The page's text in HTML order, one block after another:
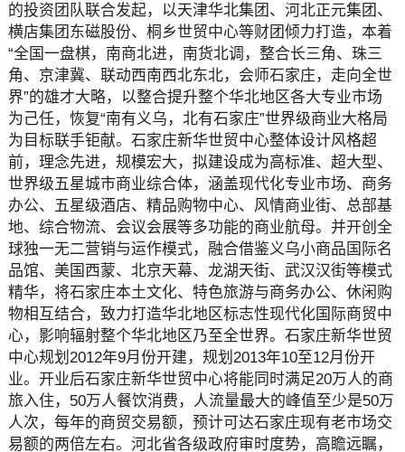
的投资团队联合发起，以天津华北集团、河北正元集团、
横店集团东磁股份、桐乡世贸中心等财团倾力打造，本着
“全国一盘棋，南商北进，南货北调，整合长三角、珠三
角、京津冀、联动西南西北东北，会师石家庄，走向全世
界”的雄才大略，以整合提升整个华北地区各大专业市场
为己任，恢复“南有义乌，北有石家庄”世界级商业大格局
为目标联手钜献。石家庄新华世贸中心整体设计风格超
前，理念先进，规模宏大，拟建设成为高标准、超大型、
世界级五星城市商业综合体，涵盖现代化专业市场、商务
办公、五星级酒店、精品购物中心、风情商业街、总部基
地、综合物流、会议会展等多功能的商业航母。并开创全
球独一无二营销与运作模式，融合借鉴义乌小商品国际名
品馆、美国西蒙、北京天幕、龙湖天街、武汉汉街等模式
精华，将石家庄本土文化、特色旅游与商务办公、休闲购
物相互结合，致力打造华北地区标志性现代化国际商贸中
心，影响辐射整个华北地区乃至全世界。石家庄新华世贸
中心规划2012年9月份开建，规划2013年10至12月份开
业。开业后石家庄新华世贸中心将能同时满足20万人的商
旅入住，50万人餐饮消费，人流量最大的峰值至少是50万
人次，每年的商贸交易额，预计可达石家庄现有老市场交
易额的两倍左右。河北省各级政府审时度势，高瞻远瞩，